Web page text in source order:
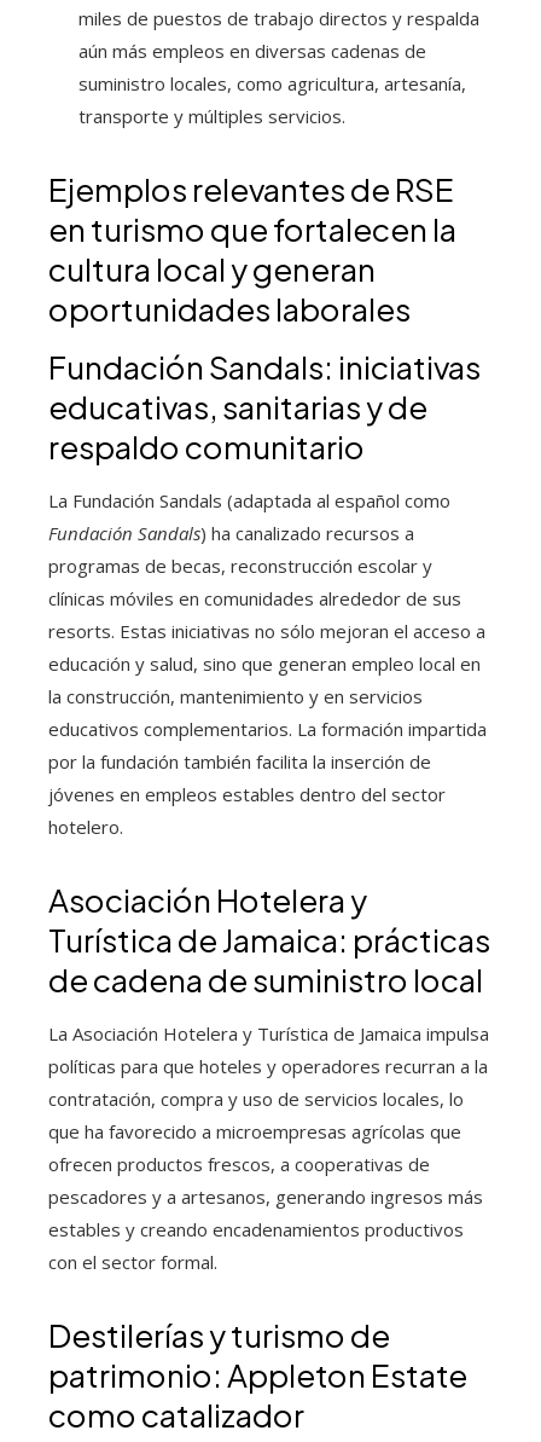
miles de puestos de trabajo directos y respalda
aún más empleos en diversas cadenas de
suministro locales, como agricultura, artesanía,
transporte y múltiples servicios.
Ejemplos relevantes de RSE
en turismo que fortalecen la
cultura local y generan
oportunidades laborales
Fundación Sandals: iniciativas
educativas, sanitarias y de
respaldo comunitario
La Fundación Sandals (adaptada al español como
Fundación Sandals) ha canalizado recursos a
programas de becas, reconstrucción escolar y
clínicas móviles en comunidades alrededor de sus
resorts. Estas iniciativas no sólo mejoran el acceso a
educación y salud, sino que generan empleo local en
la construcción, mantenimiento y en servicios
educativos complementarios. La formación impartida
por la fundación también facilita la inserción de
jóvenes en empleos estables dentro del sector
hotelero.
Asociación Hotelera y
Turística de Jamaica: prácticas
de cadena de suministro local
La Asociación Hotelera y Turística de Jamaica impulsa
políticas para que hoteles y operadores recurran a la
contratación, compra y uso de servicios locales, lo
que ha favorecido a microempresas agrícolas que
ofrecen productos frescos, a cooperativas de
pescadores y a artesanos, generando ingresos más
estables y creando encadenamientos productivos
con el sector formal.
Destilerías y turismo de
patrimonio: Appleton Estate
como catalizador